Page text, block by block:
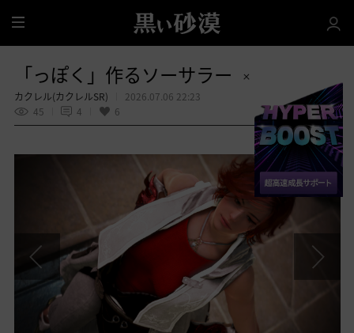
全
体
「っぽく」作るソーサラー
カクレル(カクレルSR)
2026.07.06 22:23
45
4 6
共有する